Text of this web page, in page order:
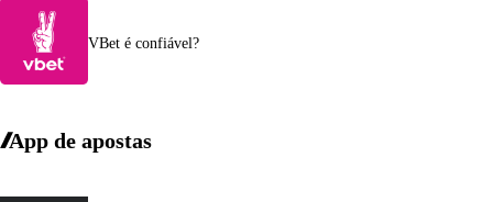
VBet é confiável?
App de apostas